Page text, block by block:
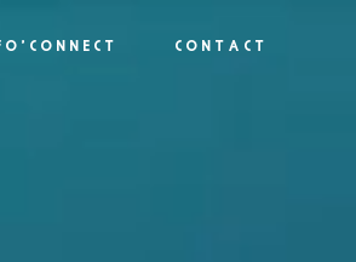
CONTACT